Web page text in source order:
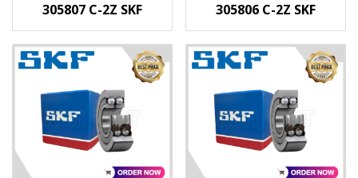
305807 C-2Z SKF 305806 C-2Z SKF